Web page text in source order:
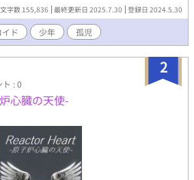
文字数 155,836 最終更新日 2025.7.30 登録日 2024.5.30
ド 少年 孤児
2
: 0
心臓の天使-